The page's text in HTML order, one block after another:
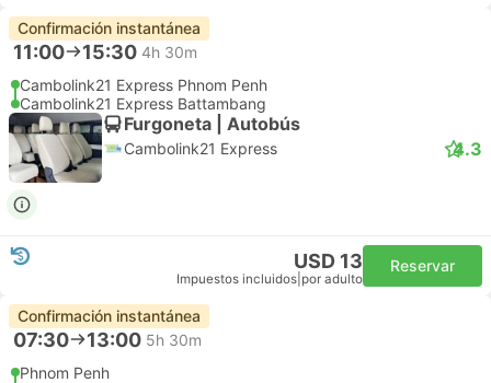
Confirmación instantánea
11:00 15:30 4h 30m
Cambolink21 Express Phnom Penh
Cambolink21 Express Battambang
Furgoneta | Autobús
Cambolink21 Express 4.3
USD 13
Impuestos incluidos por adulto
Reservar
Confirmación instantánea
07:30 13:00 5h 30m
Phnom Penh